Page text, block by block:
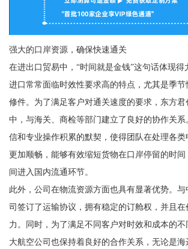
强大的口岸资源，确保快速通关
在进出口贸易中，“时间就是金钱”这句话体现
进口常常面临时效性要求高的特点，尤其是季
修件。为了满足客户对通关速度的要求，东方君
中，与海关、商检等部门建立了良好的协作关
信和专业操作积累的默契，使得团队在处理各
更加顺畅，能够有效缩短货物在口岸停留的时
间进入国内流通环节。
此外，公司在物流资源方面也具有显著优势。
司签订了运输协议，拥有稳定的订舱权，并且
力。同时，为了满足不同客户对时效和成本的
大航空公司也保持着良好的合作关系，无论是